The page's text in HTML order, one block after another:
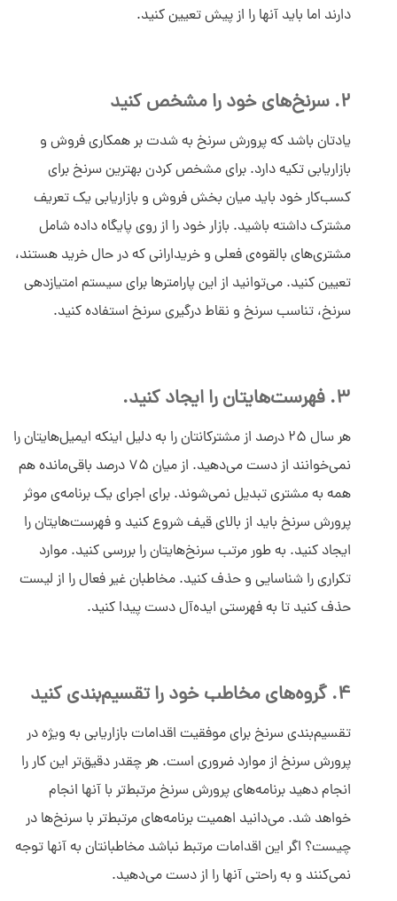
دارند اما باید آنها را از پیش تعیین کنید.
2. سرنخ‌های خود را مشخص کنید
یادتان باشد که پرورش سرنخ به شدت بر همکاری فروش و
بازاریابی تکیه دارد. برای مشخص کردن بهترین سرنخ برای
کسب‌کار خود باید میان بخش فروش و بازاریابی یک تعریف
مشترک داشته باشید. بازار خود را از روی پایگاه داده شامل
مشتری‌های بالقوه‌ی فعلی و خریدارانی که در حال خرید هستند،
تعیین کنید. می‌توانید از این پارامترها برای سیستم امتیازدهی
سرنخ، تناسب سرنخ و نقاط درگیری سرنخ استفاده کنید.
3. فهرست‌هایتان را ایجاد کنید.
هر سال 25 درصد از مشترکانتان را به دلیل اینکه ایمیل‌هایتان را
نمی‌خوانند از دست می‌دهید. از میان 75 درصد باقی‌مانده هم
همه به مشتری تبدیل نمی‌شوند. برای اجرای یک برنامه‌ی موثر
پرورش سرنخ باید از بالای قیف شروع کنید و فهرست‌هایتان را
ایجاد کنید. به طور مرتب سرنخ‌هایتان را بررسی کنید. موارد
تکراری را شناسایی و حذف کنید. مخاطبان غیر فعال را از لیست
حذف کنید تا به فهرستی ایده‌آل دست پیدا کنید.
4. گروه‌های مخاطب خود را تقسیم‌بندی کنید
تقسیم‌بندی سرنخ برای موفقیت اقدامات بازاریابی به ویژه در
پرورش سرنخ از موارد ضروری است. هر چقدر دقیق‌تر این کار را
انجام دهید برنامه‌های پرورش سرنخ مرتبط‌تر با آنها انجام
خواهد شد. می‌دانید اهمیت برنامه‌های مرتبط‌تر با سرنخ‌ها در
چیست؟ اگر این اقدامات مرتبط نباشد مخاطبانتان به آنها توجه
نمی‌کنند و به راحتی آنها را از دست می‌دهید.